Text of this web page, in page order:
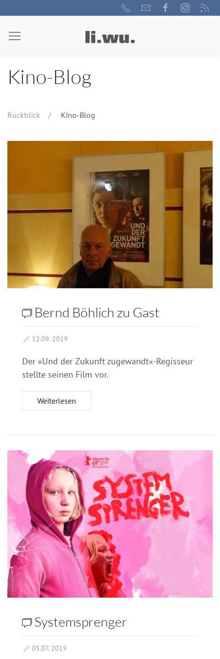
Kino-Blog
Rückblick Kino-Blog
Bernd Böhlich zu Gast
12.09. 2019
Der »Und der Zukunft zugewandt«-Regisseur
stellte seinen Film vor.
Weiterlesen
Systemsprenger
05.07. 2019